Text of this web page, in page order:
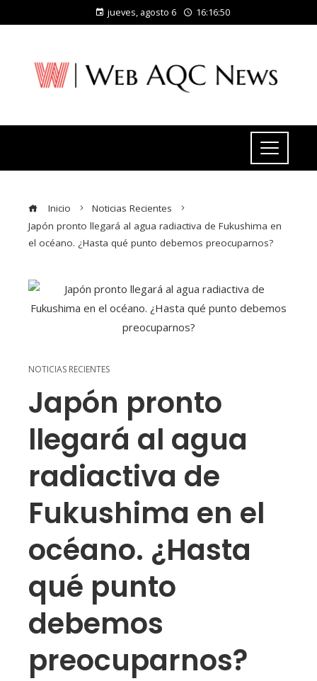
jueves, agosto 6 16:16:52
Inicio
Noticias Recientes
Japón pronto llegará al agua radiactiva de Fukushima en
el océano. ¿Hasta qué punto debemos preocuparnos?
NOTICIAS RECIENTES
Japón pronto
llegará al agua
radiactiva de
Fukushima en el
océano. ¿Hasta
qué punto
debemos
preocuparnos?